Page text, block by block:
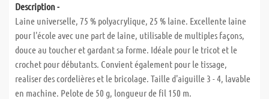
Description -
Laine universelle, 75 % polyacrylique, 25 % laine. Excellente laine
pour l'école avec une part de laine, utilisable de multiples façons,
douce au toucher et gardant sa forme. Idéale pour le tricot et le
crochet pour débutants. Convient également pour le tissage,
realiser des cordelières et le bricolage. Taille d'aiguille 3 - 4, lavable
en machine. Pelote de 50 g, longueur de fil 150 m.